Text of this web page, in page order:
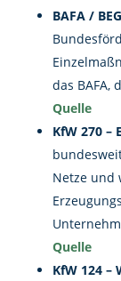
BAFA /
das BAFA,
Quelle
KfW 270 –
Netze und
Quelle
KfW 124